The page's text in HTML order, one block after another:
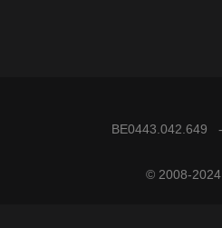
BE0443.042.649
© 2008-